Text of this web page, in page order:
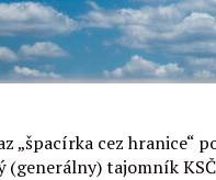
„špacírka cez hranice“
(generálny) tajomník